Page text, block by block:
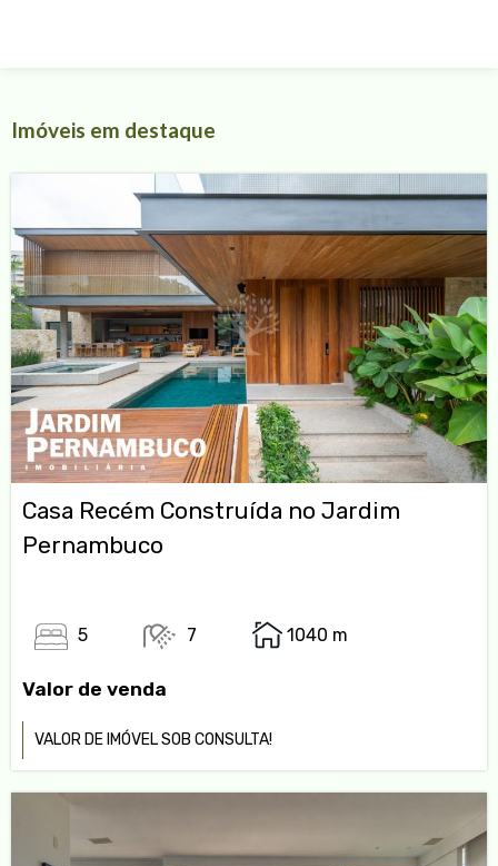
Imóveis em destaque
Casa Recém Construída no Jardim
Pernambuco
5 7 1040 m
Valor de venda
VALOR DE IMÓVEL SOB CONSULTA!